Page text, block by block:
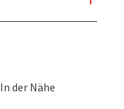
In der Nähe